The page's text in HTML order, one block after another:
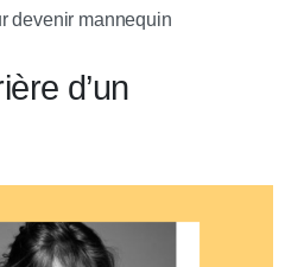
devenir mannequin
d’un